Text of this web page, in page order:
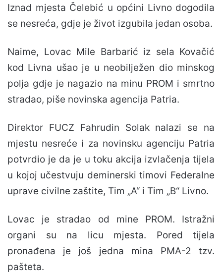
Iznad mjesta Čelebić u općini Livno dogodila
se nesreća, gdje je život izgubila jedan osoba.
Naime, Lovac Mile Barbarić iz sela Kovačić
kod Livna ušao je u neobilježen dio minskog
polja gdje je nagazio na minu PROM i smrtno
stradao, piše novinska agencija Patria.
Direktor FUCZ Fahrudin Solak nalazi se na
mjestu nesreće i za novinsku agenciju Patria
potvrdio je da je u toku akcija izvlačenja tijela
u kojoj učestvuju deminerski timovi Federalne
uprave civilne zaštite, Tim „A“ i Tim „B“ Livno.
Lovac je stradao od mine PROM. Istražni
organi su na licu mjesta. Pored tijela
pronađena je još jedna mina PMA-2 tzv.
pašteta.